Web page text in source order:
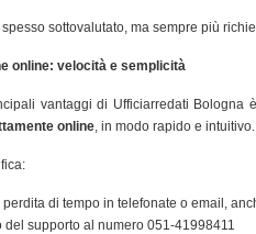
sottovalutato, ma sempre più
online: velocità e semplicità
vantaggi di Ufficiarredati Bologna
online , in modo rapido e intuitivo.
di tempo in telefonate o email,
del supporto al numero 051-41998411